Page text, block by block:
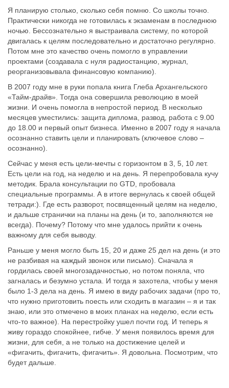
Я планирую столько, сколько себя помню. Со школы точно.
Практически никогда не готовилась к экзаменам в последнюю
ночью. Бессознательно я выстраивала систему, по которой
двигалась к целям последовательно и достаточно регулярно.
Потом мне это качество очень помогло в управлении
проектами (создавала с нуля радиостанцию, журнал,
реорганизовывала финансовую компанию).
В 2007 году мне в руки попала книга Глеба Архангельского
«Тайм-драйв». Тогда она совершила революцию в моей
жизни. И очень помогла в непростой период. В несколько
месяцев уместились: защита диплома, развод, работа с 9.00
до 18.00 и первый опыт бизнеса. Именно в 2007 году я начала
осознанно ставить цели и планировать (ключевое слово –
осознанно).
Сейчас у меня есть цели-мечты с горизонтом в 3, 5, 10 лет.
Есть цели на год, на неделю и на день. Я перепробовала кучу
методик. Брала консультации по GTD, пробовала
специальные программы. А в итоге вернулась к своей общей
тетради:). Где есть разворот, посвященный целям на неделю,
и дальше странички на планы на день (и то, заполняются не
всегда). Почему? Потому что мне удалось прийти к очень
важному для себя выводу.
Раньше у меня могло быть 15, 20 и даже 25 дел на день (и это
не разбивая на каждый звонок или письмо). Сначала я
гордилась своей многозадачностью, но потом поняла, что
загналась и безумно устала. И тогда я захотела, чтобы у меня
было 1-3 дела на день. Я имею в виду рабочих задачи (про то,
что нужно приготовить поесть или сходить в магазин – я и так
знаю, или это отмечено в моих планах на неделю, если есть
что-то важное). На перестройку ушел почти год. И теперь я
живу гораздо спокойнее, гибче. У меня появилось время для
жизни, для себя, а не только на достижение целей и
«фигачить, фигачить, фигачить». Я довольна. Посмотрим, что
будет дальше.